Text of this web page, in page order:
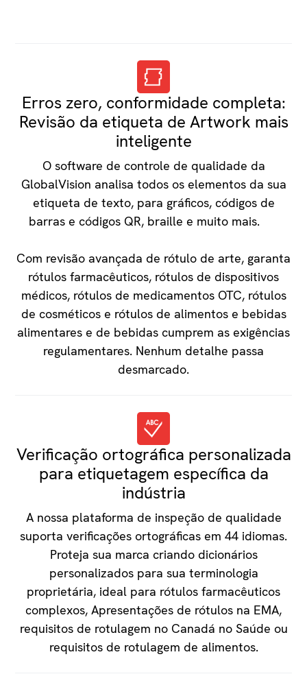
Erros zero, conformidade completa:
Revisão da etiqueta de Artwork mais
inteligente
O software de controle de qualidade da
GlobalVision analisa todos os elementos da sua
etiqueta de texto, para gráficos, códigos de
barras e códigos QR, braille e muito mais.
Com revisão avançada de rótulo de arte, garanta
rótulos farmacêuticos, rótulos de dispositivos
médicos, rótulos de medicamentos OTC, rótulos
de cosméticos e rótulos de alimentos e bebidas
alimentares e de bebidas cumprem as exigências
regulamentares. Nenhum detalhe passa
desmarcado.
Verificação ortográfica personalizada
para etiquetagem específica da
indústria
A nossa plataforma de inspeção de qualidade
suporta verificações ortográficas em 44 idiomas.
Proteja sua marca criando dicionários
personalizados para sua terminologia
proprietária, ideal para rótulos farmacêuticos
complexos, Apresentações de rótulos na EMA,
requisitos de rotulagem no Canadá no Saúde ou
requisitos de rotulagem de alimentos.